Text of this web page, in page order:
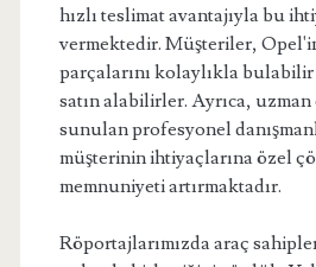
hızlı teslimat avantajıyla bu
vermektedir. Müşteriler,
parçalarını kolaylıkla
satın alabilirler. Ayrıca,
sunulan profesyonel
müşterinin ihtiyaçlarına özel
memnuniyeti artırmaktadır.
Röportajlarımızda araç